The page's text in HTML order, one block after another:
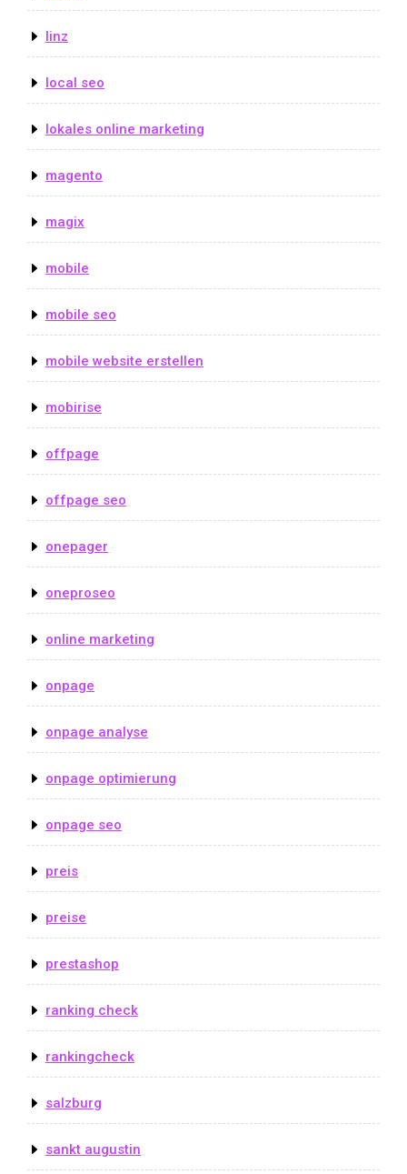
linz
local seo
lokales online marketing
magento
magix
mobile
mobile seo
mobile website erstellen
mobirise
offpage
offpage seo
onepager
oneproseo
online marketing
onpage
onpage analyse
onpage optimierung
onpage seo
preis
preise
prestashop
ranking check
rankingcheck
salzburg
sankt augustin